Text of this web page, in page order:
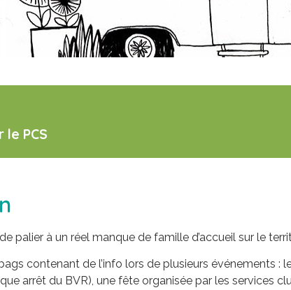
PCS
palier à un réel manque de famille d’accueil sur le
contenant de l’info lors de plusieurs événements :
arrêt du BVR), une fête organisée par les services